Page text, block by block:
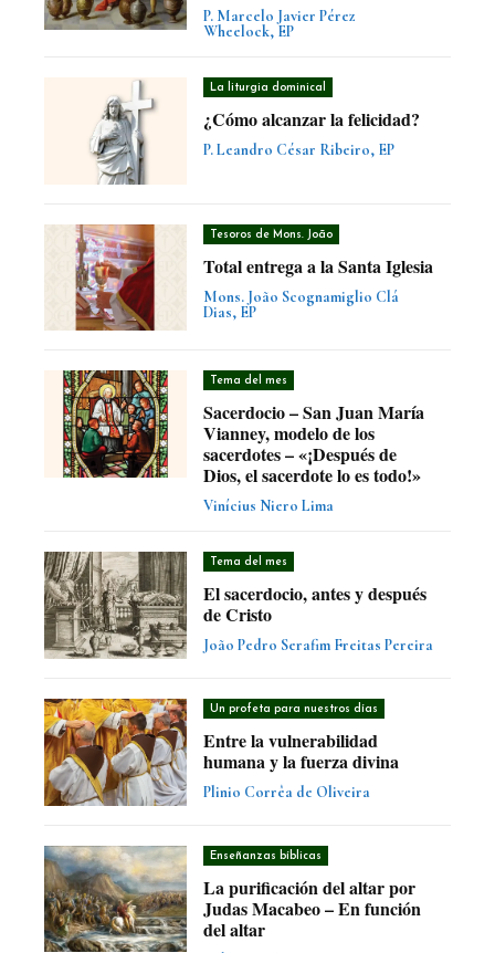
P. Marcelo Javier Pérez
Wheelock, EP
La liturgia dominical
¿Cómo alcanzar la felicidad?
P. Leandro César Ribeiro, EP
Tesoros de Mons. João
Total entrega a la Santa Iglesia
Mons. João Scognamiglio Clá
Dias, EP
Tema del mes
Sacerdocio – San Juan María
Vianney, modelo de los
sacerdotes – «¡Después de
Dios, el sacerdote lo es todo!»
Vinícius Niero Lima
Tema del mes
El sacerdocio, antes y después
de Cristo
João Pedro Serafim Freitas Pereira
Un profeta para nuestros días
Entre la vulnerabilidad
humana y la fuerza divina
Plinio Corrêa de Oliveira
Enseñanzas bíblicas
La purificación del altar por
Judas Macabeo – En función
del altar